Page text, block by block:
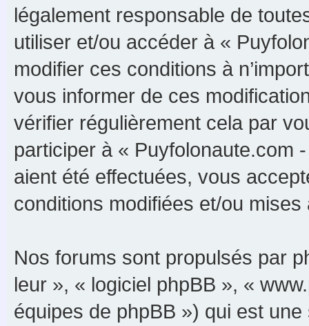
légalement responsable de
utiliser et/ou accéder à «
modifier ces conditions à
vous informer de ces
vérifier régulièrement cela par
participer à « Puyfolonaute.com
aient été effectuées, vous
conditions modifiées et/ou mises
Nos forums sont propulsés par
leur », « logiciel phpBB », «
équipes de phpBB ») qui est